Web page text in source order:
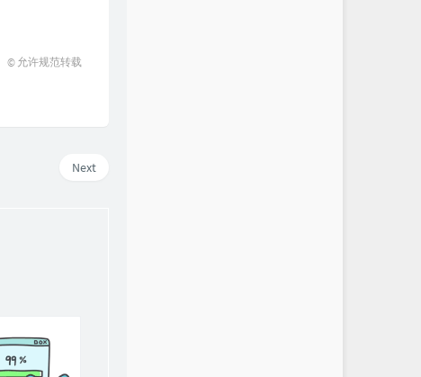
© 允许规范转载
Next